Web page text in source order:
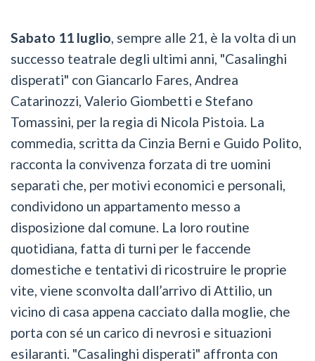
Sabato 11 luglio , sempre alle 21, è la volta di un
successo teatrale degli ultimi anni, "Casalinghi
disperati" con Giancarlo Fares, Andrea
Catarinozzi, Valerio Giombetti e Stefano
Tomassini, per la regia di Nicola Pistoia. La
commedia, scritta da Cinzia Berni e Guido Polito,
racconta la convivenza forzata di tre uomini
separati che, per motivi economici e personali,
condividono un appartamento messo a
disposizione dal comune. La loro routine
quotidiana, fatta di turni per le faccende
domestiche e tentativi di ricostruire le proprie
vite, viene sconvolta dall’arrivo di Attilio, un
vicino di casa appena cacciato dalla moglie, che
porta con sé un carico di nevrosi e situazioni
esilaranti. "Casalinghi disperati" affronta con